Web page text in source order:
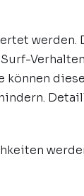
werden.
können